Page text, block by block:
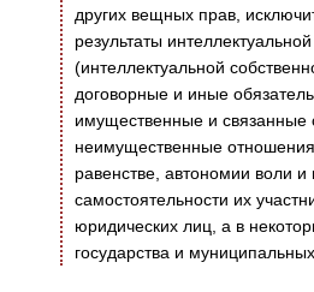
других вещных прав,
результаты
(интеллектуальной
договорные и иные
имущественные и
неимущественные
равенстве, автономии воли
самостоятельности их
юридических лиц, а в
государства и